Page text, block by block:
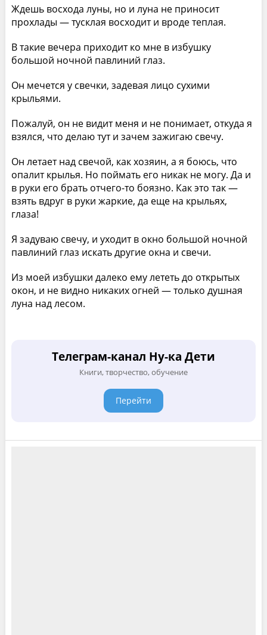
Ждешь восхода луны, но и луна не приносит
прохлады — тусклая восходит и вроде теплая.
В такие вечера приходит ко мне в избушку
большой ночной павлиний глаз.
Он мечется у свечки, задевая лицо сухими
крыльями.
Пожалуй, он не видит меня и не понимает, откуда я
взялся, что делаю тут и зачем зажигаю свечу.
Он летает над свечой, как хозяин, а я боюсь, что
опалит крылья. Но поймать его никак не могу. Да и
в руки его брать отчего-то боязно. Как это так —
взять вдруг в руки жаркие, да еще на крыльях,
глаза!
Я задуваю свечу, и уходит в окно большой ночной
павлиний глаз искать другие окна и свечи.
Из моей избушки далеко ему лететь до открытых
окон, и не видно никаких огней — только душная
луна над лесом.
Телеграм-канал Ну-ка Дети
Книги, творчество, обучение
Перейти